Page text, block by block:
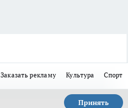
Заказать рекламу Культура Спорт
Принять